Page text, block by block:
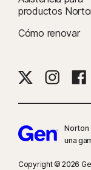
hacerlo iniciando
Control para padres
Los navegadores más
Edge y Firefox. El
navegador de Norton
ventajas de las
productos
Cómo renovar
Norton
una
Copyright © 2026